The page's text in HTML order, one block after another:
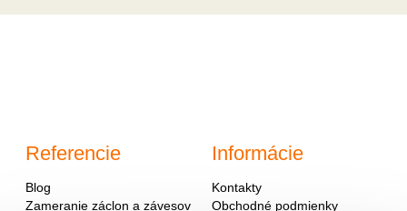
Referencie
Blog
Zameranie záclon a závesov
Informácie
Kontakty
Obchodné podmienky